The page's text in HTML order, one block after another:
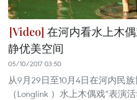
在河内看水上木
静优美空间
05/10/2017 03:50
从9月29日至10月4日在河内民
（Longlink ）水上木偶戏”表演